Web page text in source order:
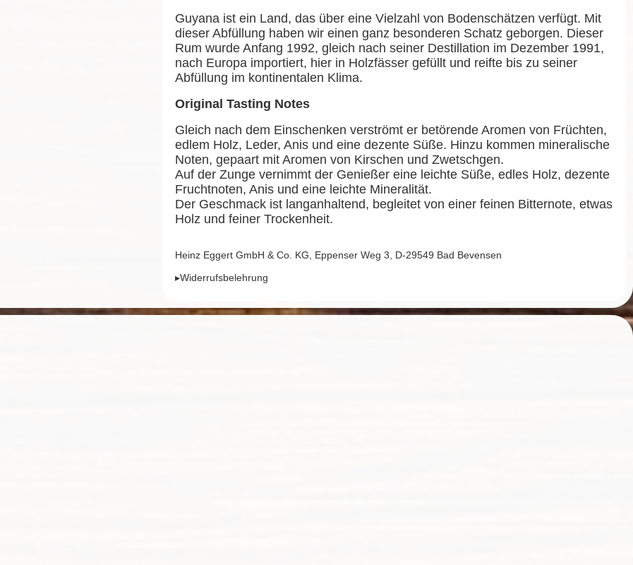
Guyana ist ein Land, das über eine Vielzahl von Bodenschätzen verfügt. Mit
dieser Abfüllung haben wir einen ganz besonderen Schatz geborgen. Dieser
Rum wurde Anfang 1992, gleich nach seiner Destillation im Dezember 1991,
nach Europa importiert, hier in Holzfässer gefüllt und reifte bis zu seiner
Abfüllung im kontinentalen Klima.
Original Tasting Notes
Gleich nach dem Einschenken verströmt er betörende Aromen von Früchten,
edlem Holz, Leder, Anis und eine dezente Süße. Hinzu kommen mineralische
Noten, gepaart mit Aromen von Kirschen und Zwetschgen.
Auf der Zunge vernimmt der Genießer eine leichte Süße, edles Holz, dezente
Fruchtnoten, Anis und eine leichte Mineralität.
Der Geschmack ist langanhaltend, begleitet von einer feinen Bitternote, etwas
Holz und feiner Trockenheit.
Heinz Eggert GmbH & Co. KG, Eppenser Weg 3, D-29549 Bad Bevensen
▸Widerrufsbelehrung